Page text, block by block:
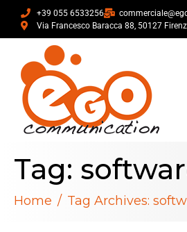
+39 055 6533256
Via Francesco Baracca 88, 50127
Tag:
Home Tag Archives: